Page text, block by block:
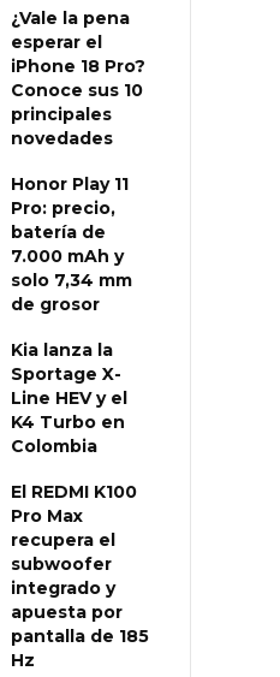
¿Vale la pena
esperar el
iPhone 18 Pro?
Conoce sus 10
principales
novedades
Honor Play 11
Pro: precio,
batería de
7.000 mAh y
solo 7,34 mm
de grosor
Kia lanza la
Sportage X-
Line HEV y el
K4 Turbo en
Colombia
El REDMI K100
Pro Max
recupera el
subwoofer
integrado y
apuesta por
pantalla de 185
Hz